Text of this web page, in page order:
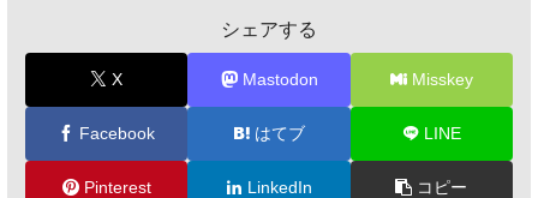
シェアする
X Mastodon Misskey
Facebook はてブ LINE
Pinterest LinkedIn コピー